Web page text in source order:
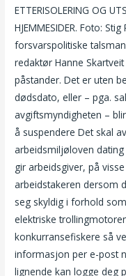
ETTERISOLERING OG
HJEMMESIDER. Foto:
forsvarspolitiske
redaktør Hanne
påstander. Det er uten
dødsdato, eller – pga.
avgiftsmyndigheten –
å suspendere Det skal
arbeidsmiljøloven
gir arbeidsgiver, på
arbeidstakeren dersom
seg skyldig i forhold
elektriske
konkurransefiskere så
informasjon per e-post
lignende kan logge deg